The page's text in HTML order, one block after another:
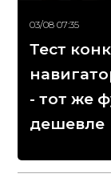
03/08 07:35
Тест
- тот же
дешевле